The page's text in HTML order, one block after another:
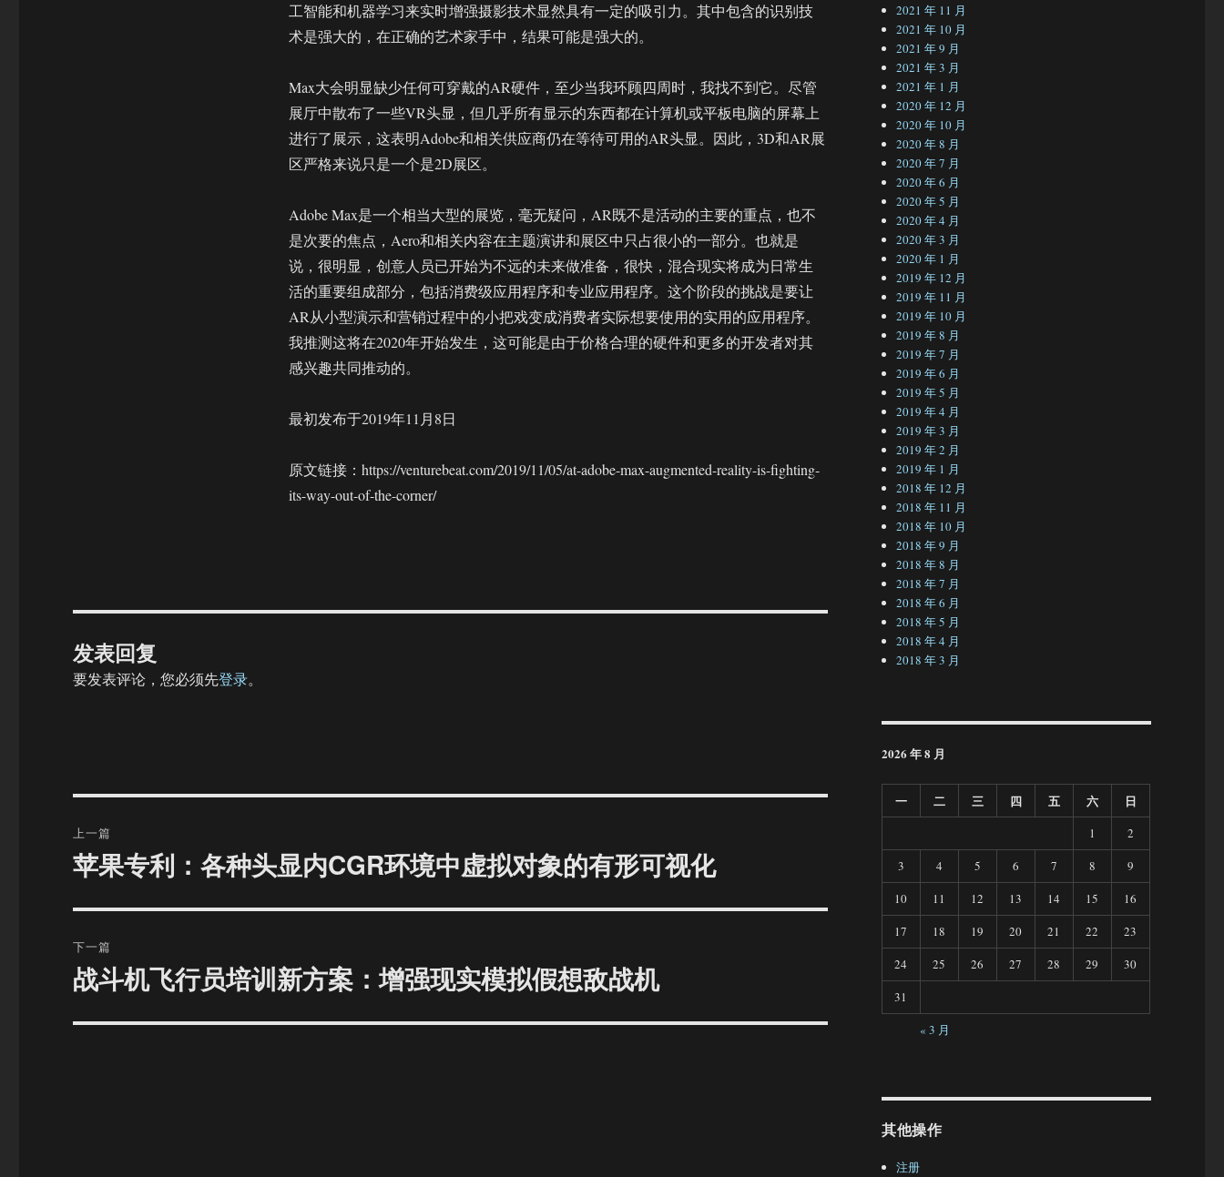
工智能和机器学习来实时增强摄影技术显然具有一定的吸引力。其中包含的识别技
术是强大的，在正确的艺术家手中，结果可能是强大的。
Max大会明显缺少任何可穿戴的AR硬件，至少当我环顾四周时，我找不到它。尽管
展厅中散布了一些VR头显，但几乎所有显示的东西都在计算机或平板电脑的屏幕上
进行了展示，这表明Adobe和相关供应商仍在等待可用的AR头显。因此，3D和AR展
区严格来说只是一个是2D展区。
Adobe Max是一个相当大型的展览，毫无疑问，AR既不是活动的主要的重点，也不
是次要的焦点，Aero和相关内容在主题演讲和展区中只占很小的一部分。也就是
说，很明显，创意人员已开始为不远的未来做准备，很快，混合现实将成为日常生
活的重要组成部分，包括消费级应用程序和专业应用程序。这个阶段的挑战是要让
AR从小型演示和营销过程中的小把戏变成消费者实际想要使用的实用的应用程序。
我推测这将在2020年开始发生，这可能是由于价格合理的硬件和更多的开发者对其
感兴趣共同推动的。
最初发布于2019年11月8日
原文链接：https://venturebeat.com/2019/11/05/at-adobe-max-augmented-reality-is-fighting-
its-way-out-of-the-corner/
发表回复
要发表评论，您必须先登录。
章
上一篇
上
篇
文
苹果专利：各种头显内CGR环境中虚拟对象的有形可视化
下一篇
下
篇
文
战斗机飞行员培训新方案：增强现实模拟假想敌战机
2021 年 11 月
2021 年 10 月
2021 年 9 月
2021 年 3 月
2021 年 1 月
2020 年 12 月
2020 年 10 月
2020 年 8 月
2020 年 7 月
2020 年 6 月
2020 年 5 月
2020 年 4 月
2020 年 3 月
2020 年 1 月
2019 年 12 月
2019 年 11 月
2019 年 10 月
2019 年 8 月
2019 年 7 月
2019 年 6 月
2019 年 5 月
2019 年 4 月
2019 年 3 月
2019 年 2 月
2019 年 1 月
2018 年 12 月
2018 年 11 月
2018 年 10 月
2018 年 9 月
2018 年 8 月
2018 年 7 月
2018 年 6 月
2018 年 5 月
2018 年 4 月
2018 年 3 月
2026 年 8 月
一 二 三 四 五 六 日
1
2
3
4 5 6 7 8
9
10
11 12 13 14 15
16
17
18 19 20 21 22
23
24
25 26 27 28 29
30
31
« 3 月
其他操作
注册